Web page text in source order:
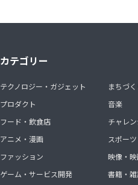
カテゴリー
テクノロジー・ガジェット
プロダクト
フード・飲食店
アニメ・漫画
ファッション
ゲーム・サービス開発
まちづ
音楽
チャレ
スポーツ
映像・映
書籍・